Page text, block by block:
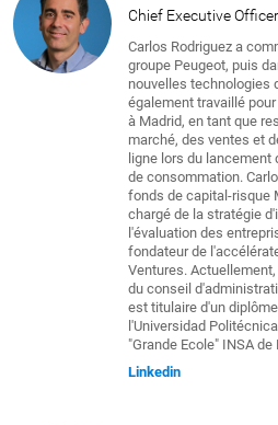
Chief Executive Officer
Carlos Rodriguez a
groupe Peugeot, puis
nouvelles technologies
également travaillé
à Madrid, en tant que
marché, des ventes et
ligne lors du lancement
de consommation.
fonds de capital-risque
chargé de la stratégie
l'évaluation des
fondateur de
Ventures.
du conseil
est titulaire d'un
l'Universidad
"Grande Ecole" INSA de
Linkedin